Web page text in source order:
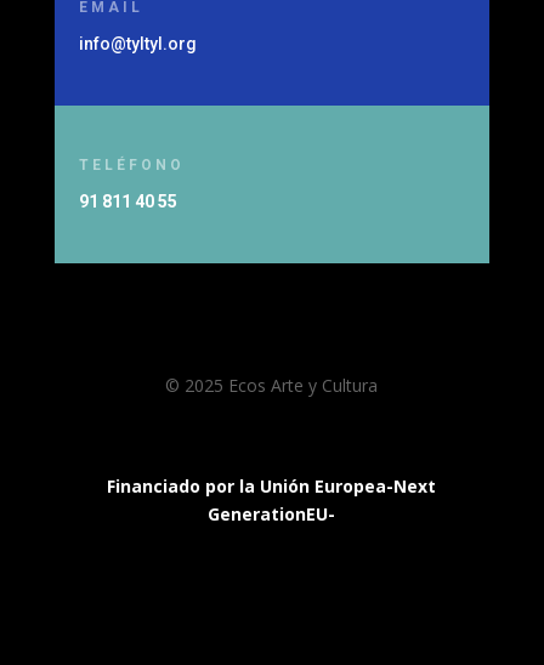
EMAIL
info@tyltyl.org
TELÉFONO
91 811 40 55
© 2025 Ecos Arte y Cultura
Financiado por la Unión Europea-Next
GenerationEU-